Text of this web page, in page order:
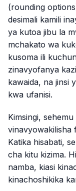
(rounding
desimali kamili
ya kutoa jibu la
mchakato wa
kusoma ili
zinavyofanya
kawaida, na jinsi
kwa ufanisi.
Kimsingi,
vinavyowakilisha
Katika hisabati,
cha kitu kizima.
namba, kiasi
kinachoshikika